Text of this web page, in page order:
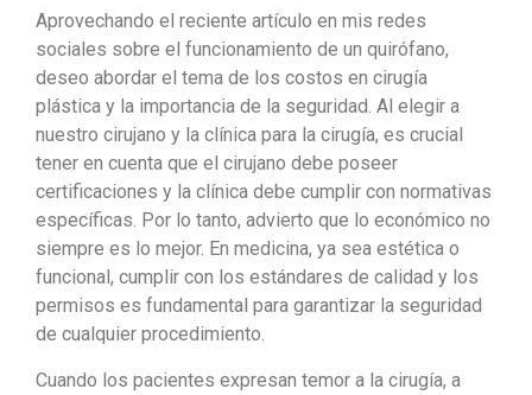
Aprovechando el reciente artículo en mis redes
sociales sobre el funcionamiento de un quirófano,
deseo abordar el tema de los costos en cirugía
plástica y la importancia de la seguridad. Al elegir a
nuestro cirujano y la clínica para la cirugía, es crucial
tener en cuenta que el cirujano debe poseer
certificaciones y la clínica debe cumplir con normativas
específicas. Por lo tanto, advierto que lo económico no
siempre es lo mejor. En medicina, ya sea estética o
funcional, cumplir con los estándares de calidad y los
permisos es fundamental para garantizar la seguridad
de cualquier procedimiento.
Cuando los pacientes expresan temor a la cirugía, a